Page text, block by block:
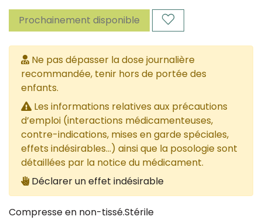
Prochainement disponible
Ne pas dépasser la dose journalière
recommandée, tenir hors de portée des
enfants.
Les informations relatives aux précautions
d’emploi (interactions médicamenteuses,
contre-indications, mises en garde spéciales,
effets indésirables...) ainsi que la posologie sont
détaillées par la notice du médicament.
Déclarer un effet indésirable
Compresse en non-tissé.Stérile